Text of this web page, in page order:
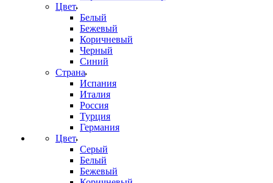
Цвет
Белый
Бежевый
Коричневый
Черный
Синий
Страна
Испания
Италия
Россия
Турция
Германия
Цвет
Серый
Белый
Бежевый